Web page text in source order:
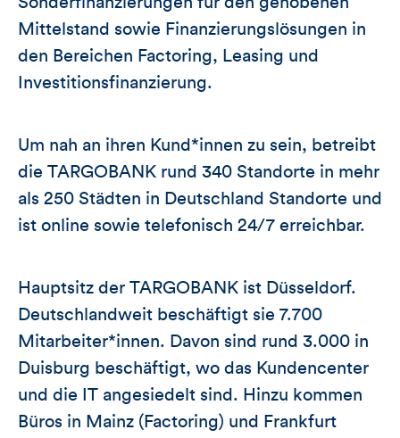
Mittelstand sowie Finanzierungslösungen in
den Bereichen Factoring, Leasing und
Investitionsfinanzierung.
Um nah an ihren Kund*innen zu sein, betreibt
die TARGOBANK rund 340 Standorte in mehr
als 250 Städten in Deutschland Standorte und
ist online sowie telefonisch 24/7 erreichbar.
Hauptsitz der TARGOBANK ist Düsseldorf.
Deutschlandweit beschäftigt sie 7.700
Mitarbeiter*innen. Davon sind rund 3.000 in
Duisburg beschäftigt, wo das Kundencenter
und die IT angesiedelt sind. Hinzu kommen
Büros in Mainz (Factoring) und Frankfurt